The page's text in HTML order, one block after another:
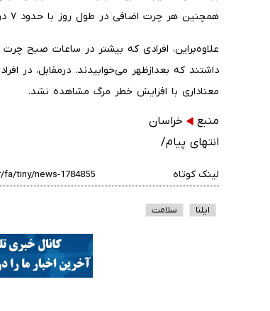
همچنین هر چرت اضافی در طول روز با حدود ۷ درصد افزایش خطر مرگ ارتباط داشت.
داشتند که بعدازظهر می‌خوابیدند. درمقابل، در
معناداری با افزایش خطر مرگ مشاهده نشد.
منبع
خراسان
انتهای پیام/
لینک کوتاه
ایلنا سلامت